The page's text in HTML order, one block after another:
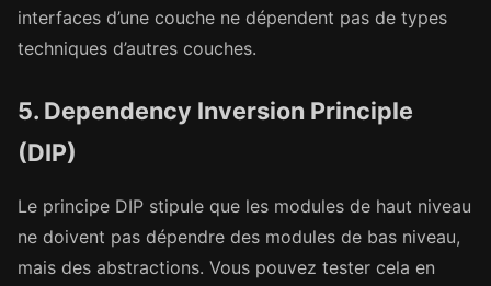
interfaces d’une couche ne dépendent pas de types
techniques d’autres couches.
5. Dependency Inversion Principle
(DIP)
Le principe DIP stipule que les modules de haut niveau
ne doivent pas dépendre des modules de bas niveau,
mais des abstractions. Vous pouvez tester cela en